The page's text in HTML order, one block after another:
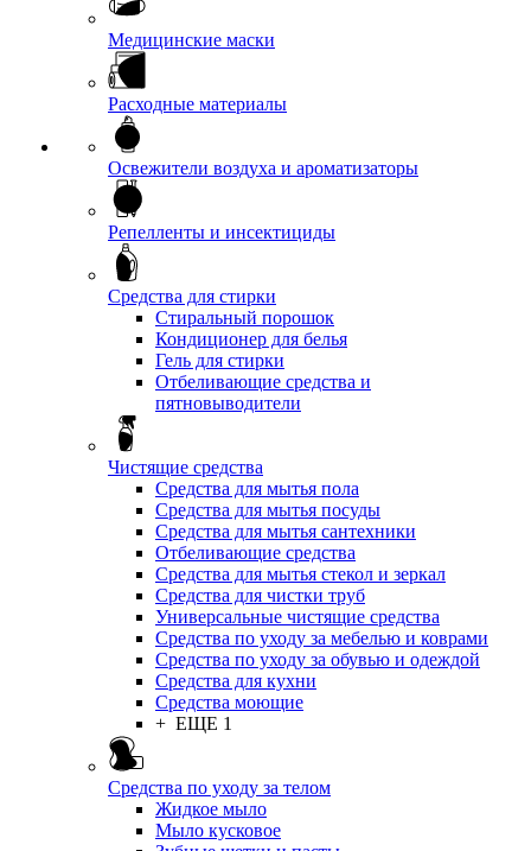
Медицинские маски
Расходные материалы
Освежители воздуха и ароматизаторы
Репелленты и инсектициды
Средства для стирки
Стиральный порошок
Кондиционер для белья
Гель для стирки
Отбеливающие средства и
пятновыводители
Чистящие средства
Средства для мытья пола
Средства для мытья посуды
Средства для мытья сантехники
Отбеливающие средства
Средства для мытья стекол и зеркал
Средства для чистки труб
Универсальные чистящие средства
Средства по уходу за мебелью и коврами
Средства по уходу за обувью и одеждой
Средства для кухни
Средства моющие
+ ЕЩЕ 1
Средства по уходу за телом
Жидкое мыло
Мыло кусковое